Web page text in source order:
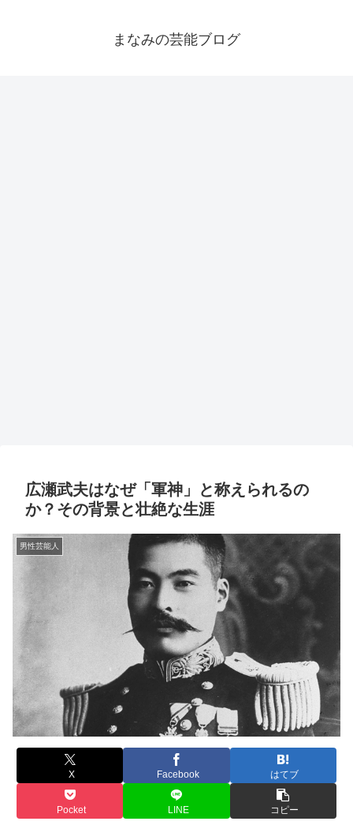
まなみの芸能ブログ
広瀬武夫はなぜ「軍神」と称えられるの
か？その背景と壮絶な生涯
男性芸能人
X Facebook はてブ
Pocket LINE コピー